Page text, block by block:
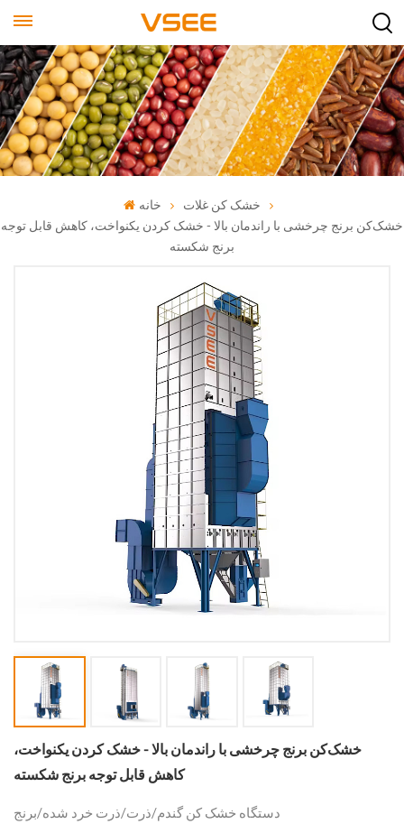
خانه
خشک کن غلات
خشک‌کن برنج چرخشی با راندمان بالا - خشک کردن یکنواخت، کاهش قابل توجه
برنج شکسته
خشک‌کن برنج چرخشی با راندمان بالا - خشک کردن یکنواخت،
کاهش قابل توجه برنج شکسته
دستگاه خشک کن گندم/ذرت/ذرت خرد شده/برنج